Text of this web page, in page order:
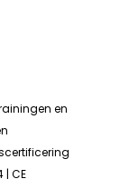
en
| CE